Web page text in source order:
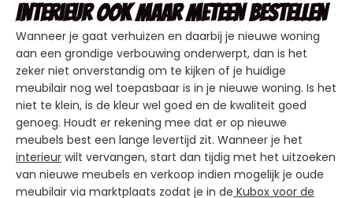
Interieur ook maar meteen bestellen
Wanneer je gaat verhuizen en daarbij je nieuwe woning
aan een grondige verbouwing onderwerpt, dan is het
zeker niet onverstandig om te kijken of je huidige
meubilair nog wel toepasbaar is in je nieuwe woning. Is het
niet te klein, is de kleur wel goed en de kwaliteit goed
genoeg. Houdt er rekening mee dat er op nieuwe
meubels best een lange levertijd zit. Wanneer je het
interieur wilt vervangen, start dan tijdig met het uitzoeken
van nieuwe meubels en verkoop indien mogelijk je oude
meubilair via marktplaats zodat je in de Kubox voor de